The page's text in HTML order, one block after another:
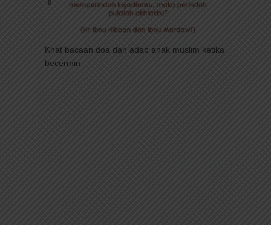
Khat bacaan doa dan adab anak muslim ketika
becermin